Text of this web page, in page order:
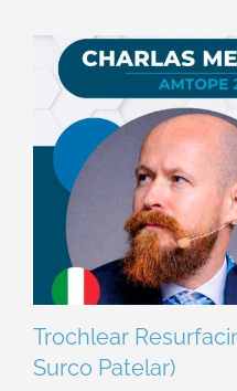
Trochlear
Surco Patelar)